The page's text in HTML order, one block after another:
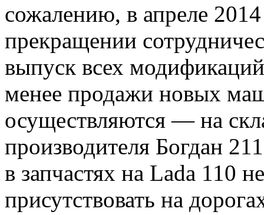
сожалению, в апреле
прекращении
выпуск всех
менее продажи новых
осуществляются — на
производителя Богдан
в запчастях на Lada 110
присутствовать на